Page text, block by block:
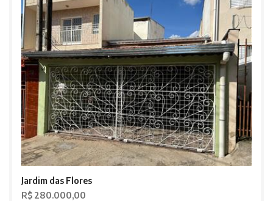
Jardim das Flores
R$ 280.000,00